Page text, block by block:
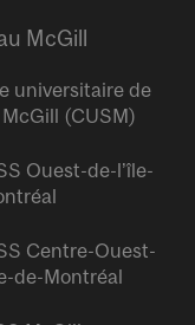
McGill
universitaire de
(CUSM)
Ouest-de-l’île-
Centre-Ouest-
de-Montréal